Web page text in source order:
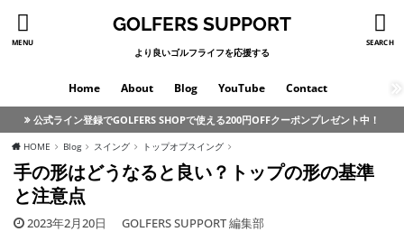
MENU SEARCH
GOLFERS SUPPORT
より良いゴルフライフを応援する
Home About Blog YouTube Contact
公式ライン登録でGOLFERS SHOPで使える200円OFFクーポンプレゼント中！
HOME Blog スイング トップオブスイング
手の形はどうなると良い？トップの形の基準
と注意点
2023年2月20日 GOLFERS SUPPORT 編集部